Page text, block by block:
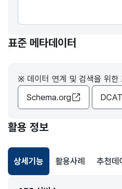
표준 메타데이터
※ 데이터 연계 및 검색을 위한
Schema.org
DCAT
활용 정보
상세기능
선택됨
활용사례 추천데